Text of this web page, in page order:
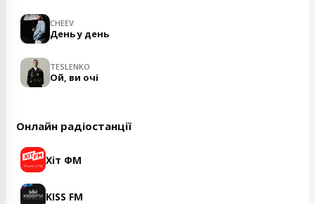
CHEEV
День у день
TESLENKO
Ой, ви очі
Онлайн радіостанції
Хіт ФМ
KISS FM